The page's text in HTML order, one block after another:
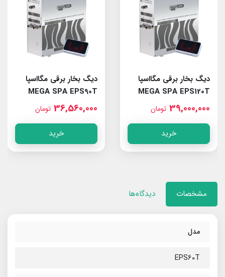
دیگ بخار برقی مگااسپا
MEGA SPA EPS120T
39,000,000 تومان
خرید
دیگ بخار برقی مگااسپا
MEGA SPA EPS90T
36,560,000 تومان
خرید
مشخصات دیدگاه‌ها
مدل
EPS60T